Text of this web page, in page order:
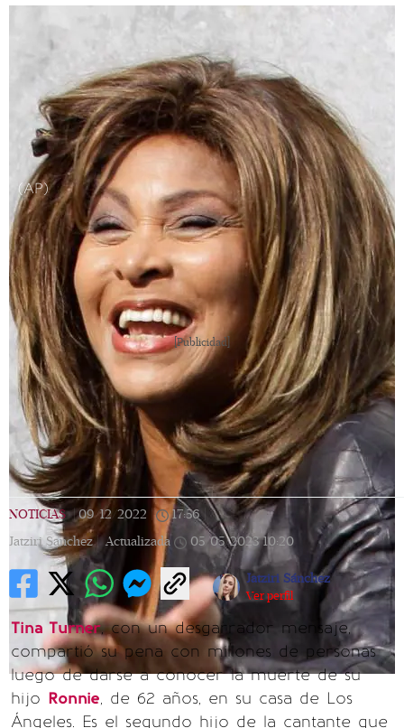
(AP)
[Publicidad]
NOTICIAS | 09/12/2022 17:56
Jatziri Sanchez | Actualizada 05/05/2023 10:20
Jatziri Sánchez
Ver perfil
Tina Turner, con un desgarrador mensaje,
compartió su pena con millones de personas
luego de darse a conocer la muerte de su
hijo Ronnie, de 62 años, en su casa de Los
Ángeles. Es el segundo hijo de la cantante que